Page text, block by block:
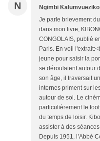
N Ngimbi Kalumvueziko
Je parle brievement
dans mon livre,
CONGOLAIS, publié
Paris. En voii
jeune pour saisir la
se déroulaient autour
son âge, il traversait
internes priment sur
autour de soi. Le
particulièrement le
du temps de loisir.
assister à des
Depuis 1951, l’Abbé